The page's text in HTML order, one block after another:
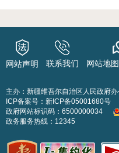
网站声明 联系我们 网站地图
主办：新疆维吾尔自治区人民政府
ICP备案号： 新ICP备05001680号
政府网站标识码：6500000034
政务服务热线：12345